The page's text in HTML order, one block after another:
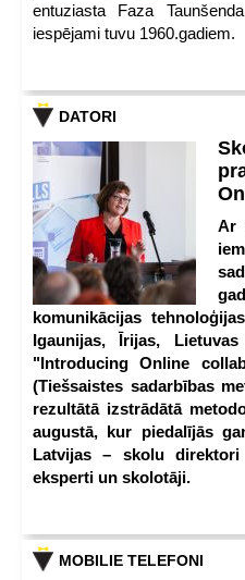
entuziasta Faza
iespējami tuvu 1960.gadiem.
DATORI
Ar
komunikācijas
Igaunijas, Īrijas,
"Introducing Online
(Tiešsaistes sadarbības
rezultātā izstrādātā
augustā, kur piedalījās
Latvijas – skolu
eksperti un skolotāji.
MOBILIE TELEFONI